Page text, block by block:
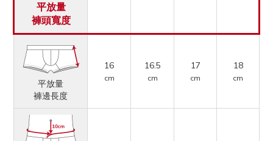
平放量
褲頭寬度
平放量
褲邊長度
16
cm
16.5
cm
17
cm
18
cm